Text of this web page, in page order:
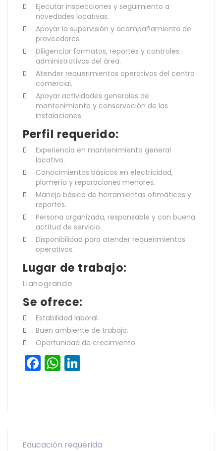
Ejecutar inspecciones y seguimiento a
novedades locativas.
Apoyar la supervisión y acompañamiento de
proveedores.
Diligenciar formatos, reportes y controles
administrativos del área.
Atender requerimientos operativos del centro
comercial.
Apoyar actividades generales de
mantenimiento y conservación de las
instalaciones.
Perfil requerido:
Experiencia en mantenimiento general
locativo.
Conocimientos básicos en electricidad,
plomería y reparaciones menores.
Manejo básico de herramientas ofimáticas y
reportes.
Persona organizada, responsable y con buena
actitud de servicio.
Disponibilidad para atender requerimientos
operativos.
Lugar de trabajo:
Llanogrande
Se ofrece:
Estabilidad laboral.
Buen ambiente de trabajo.
Oportunidad de crecimiento.
Facebook
WhatsApp
Educación requerida